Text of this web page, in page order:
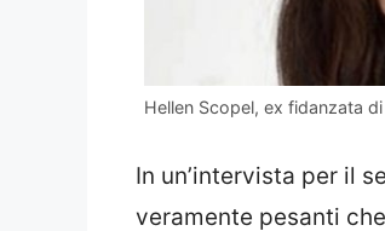
Hellen Scopel, ex fidanzata
In un’intervista per il
veramente pesanti